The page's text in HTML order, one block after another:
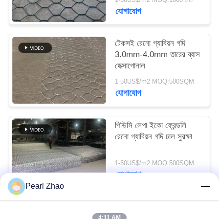
সাইট
ম্যাপ
গোপনীয়তা
নীতি
যোগাযোগ
টেকসই রেনো গ্যাবিয়ন গদি
3.0mm-4.0mm তারের ব্যাস
হেক্সাগোনাল
1-50US$/m2 MOQ:500SQM
যোগাযোগ
পিভিসি লেপা ইকো ফ্রেন্ডলি
রেনো গ্যাবিয়ন গদি ঢাল সুরক্ষা
1-50US$/m2 MOQ:500SQM
যোগাযোগ
Pearl Zhao
4:11 AM